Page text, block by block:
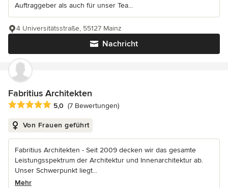
Auftraggeber als auch für unser Tea...
Nachricht
4 Universitätsstraße, 55127 Mainz
Fabritius Architekten
Durchschnittliche Bewertung: 5 von 5 Sternen
5,0 (7 Bewertungen)
Von Frauen geführt
Fabritius Architekten - Seit 2009 decken wir das gesamte
Leistungsspektrum der Architektur und Innenarchitektur ab.
Unser Schwerpunkt liegt...
Mehr